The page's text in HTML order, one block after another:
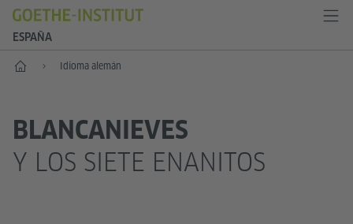
ESPAÑA
Inicio Idioma alemán
BLANCANIEVES
Y LOS SIETE ENANITOS